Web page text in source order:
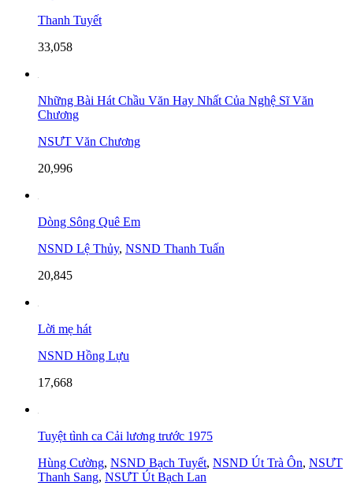
Thanh Tuyết
33,058
Những Bài Hát Chầu Văn Hay Nhất Của Nghệ Sĩ Văn
Chương
NSƯT Văn Chương
20,996
Dòng Sông Quê Em
NSND Lệ Thủy, NSND Thanh Tuấn
20,845
Lời mẹ hát
NSND Hồng Lựu
17,668
Tuyệt tình ca Cải lương trước 1975
Hùng Cường, NSND Bạch Tuyết, NSND Út Trà Ôn, NSƯT
Thanh Sang, NSƯT Út Bạch Lan